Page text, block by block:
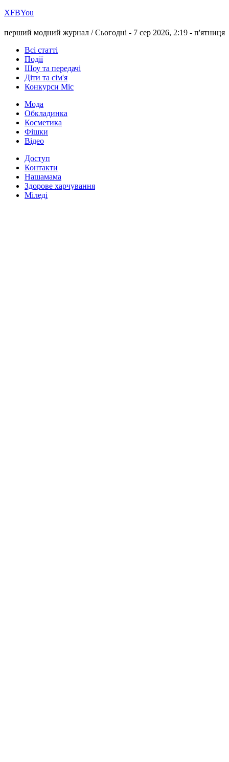
ХFBYou
перший модний журнал /Сьогодні - 7 сер 2026, 2:19 - п'ятниця
Всі статті
Події
Шоу та передачі
Діти та сім'я
Конкурси Міс
Мода
Обкладинка
Косметика
Фішки
Відео
Доступ
Контакти
Нашамама
Здорове харчування
Міледі